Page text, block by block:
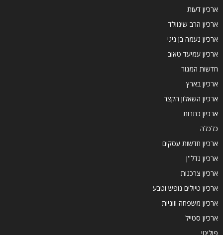
ארכיון דעות
ארכיון הרב שינוולד
ארכיון נעמה בן גיגי
ארכיון עמיעד טאוב
חדשות המגזר
ארכיון בארץ
ארכיון השאלון הקצר
ארכיון כתבות
כלכלה
ארכיון חדשות עסקים
ארכיון נדל''ן
ארכיון צרכנות
ארכיון טיולים נופש וטבע
ארכיון משפחה וזוגיות
ארכיון סטייל
פוליטי